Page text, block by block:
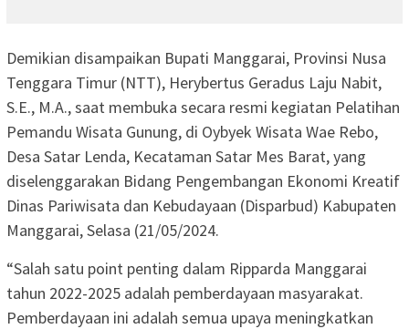
Demikian disampaikan Bupati Manggarai, Provinsi Nusa
Tenggara Timur (NTT), Herybertus Geradus Laju Nabit,
S.E., M.A., saat membuka secara resmi kegiatan Pelatihan
Pemandu Wisata Gunung, di Oybyek Wisata Wae Rebo,
Desa Satar Lenda, Kecataman Satar Mes Barat, yang
diselenggarakan Bidang Pengembangan Ekonomi Kreatif
Dinas Pariwisata dan Kebudayaan (Disparbud) Kabupaten
Manggarai, Selasa (21/05/2024.
“Salah satu point penting dalam Ripparda Manggarai
tahun 2022-2025 adalah pemberdayaan masyarakat.
Pemberdayaan ini adalah semua upaya meningkatkan